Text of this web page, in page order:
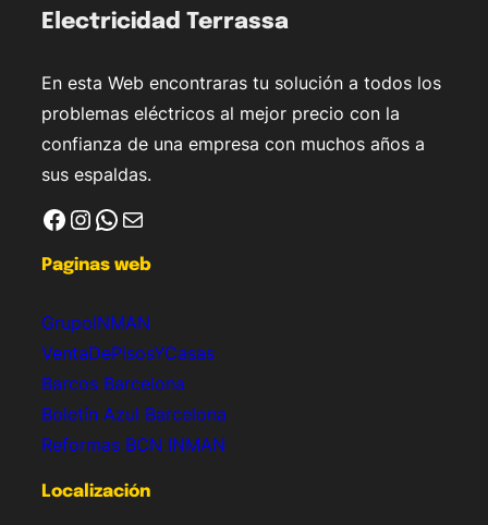
Electricidad Terrassa
En esta Web encontraras tu solución a todos los
problemas eléctricos al mejor precio con la
confianza de una empresa con muchos años a
sus espaldas.
Facebook Instagram WhatsApp Correo electrónico
Paginas web
GrupoINMAN
VentaDePisosYCasas
Barcos Barcelona
Boletín Azul Barcelona
Reformas BCN INMAN
Localización